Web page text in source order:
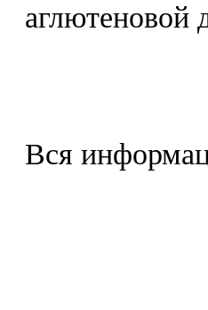
аглютеновой
Вся